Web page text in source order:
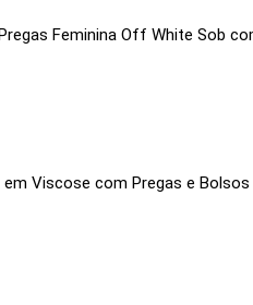
Feminina Off White Sob
Viscose com Pregas e Bolsos